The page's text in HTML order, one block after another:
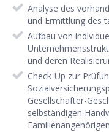
Analyse des
und Ermittlung des
Aufbau von
und deren
Check-Up zur
Gesellschafter-
selbständigen
Familienangehörigen